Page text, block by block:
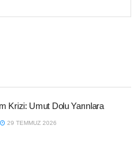
Krizi: Umut Dolu Yarınlara
29 TEMMUZ 2026